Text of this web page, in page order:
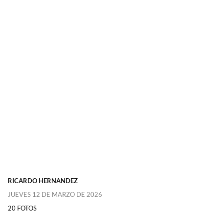
RICARDO HERNANDEZ
JUEVES 12 DE MARZO DE 2026
20 FOTOS